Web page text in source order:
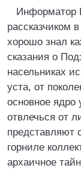
Информатор
рассказчиком
хорошо знал
сказания о
насельниках
уста, от
основное ядро
отвлечься от
горниле
архаичное